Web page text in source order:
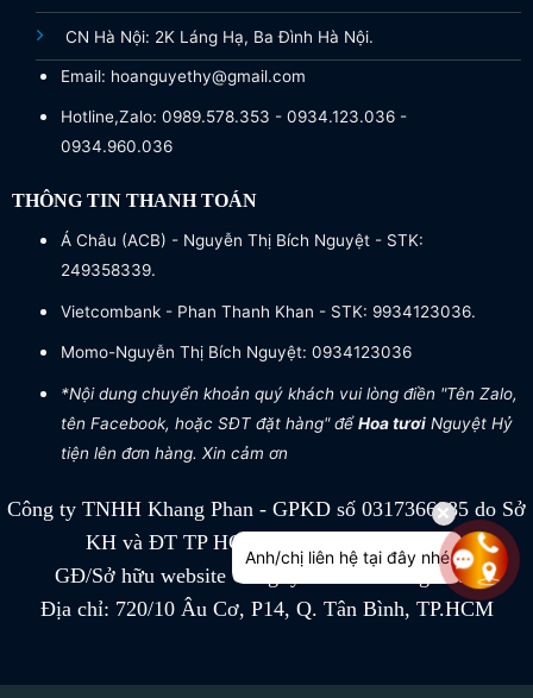
CN Hà Nội: 2K Láng Hạ, Ba Đình Hà Nội.
Email: hoanguyethy@gmail.com
Hotline,Zalo: 0989.578.353 - 0934.123.036 -
0934.960.036
THÔNG TIN THANH TOÁN
Á Châu (ACB) - Nguyễn Thị Bích Nguyệt - STK:
249358339.
Vietcombank - Phan Thanh Khan - STK: 9934123036.
Momo-Nguyễn Thị Bích Nguyệt: 0934123036
*Nội dung chuyển khoản quý khách vui lòng điền "Tên Zalo,
tên Facebook, hoặc SĐT đặt hàng" đểHoa tươiNguyệt Hỷ
tiện lên đơn hàng. Xin cảm ơn
Công ty TNHH Khang Phan - GPKD số 0317366885 do Sở
KH và ĐT TP HCM cấp ngày 04/07/2022
GĐ/Sở hữu website Công ty TNHH Khang Phan
Địa chỉ: 720/10 Âu Cơ, P14, Q. Tân Bình, TP.HCM
Anh/chị liên hệ tại đây nhé